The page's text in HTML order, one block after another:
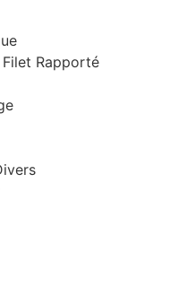
Rapporté